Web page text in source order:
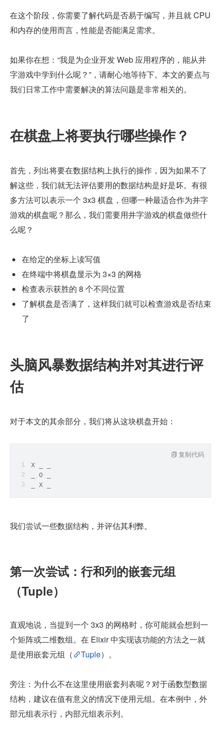
在这个阶段，你需要了解代码是否易于编写，并且就 CPU
和内存的使用而言，性能是否能满足需求。
如果你在想：“我是为企业开发 Web 应用程序的，能从井
字游戏中学到什么呢？”，请耐心地等待下。本文的要点与
我们日常工作中需要解决的算法问题是非常相关的。
在棋盘上将要执行哪些操作？
首先，列出将要在数据结构上执行的操作，因为如果不了
解这些，我们就无法评估要用的数据结构是好是坏。有很
多方法可以表示一个 3x3 棋盘，但哪一种最适合作为井字
游戏的棋盘呢？那么，我们需要用井字游戏的棋盘做些什
么呢？
在给定的坐标上读写值
在终端中将棋盘显示为 3×3 的网格
检查表示获胜的 8 个不同位置
了解棋盘是否满了，这样我们就可以检查游戏是否结束
了
头脑风暴数据结构并对其进行评
估
对于本文的其余部分，我们将从这块棋盘开始：
X _ _
_ O _
_ X _
复制代码
我们尝试一些数据结构，并评估其利弊。
第一次尝试：行和列的嵌套元组
（Tuple）
直观地说，当提到一个 3x3 的网格时，你可能就会想到一
个矩阵或二维数组。在 Elixir 中实现该功能的方法之一就
是使用嵌套元组（
Tuple）。
旁注：为什么不在这里使用嵌套列表呢？对于函数型数据
结构，建议在值有意义的情况下使用元组。在本例中，外
部元组表示行，内部元组表示列。